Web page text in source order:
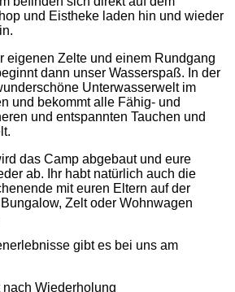
und Eistheke laden hin und wieder
eigenen Zelte und einem Rundgang
dann unser Wasserspaß. In der
Unterwasserwelt im
und bekommt alle Fähig- und
und entspannten Tauchen und
das Camp abgebaut und eure
ab. Ihr habt natürlich auch die
mit euren Eltern auf der
Zelt oder Wohnwagen
gibt es bei uns am
Wiederholung